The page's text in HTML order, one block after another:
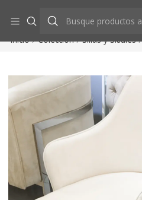
Inicio Colección Sillas y Sitiales